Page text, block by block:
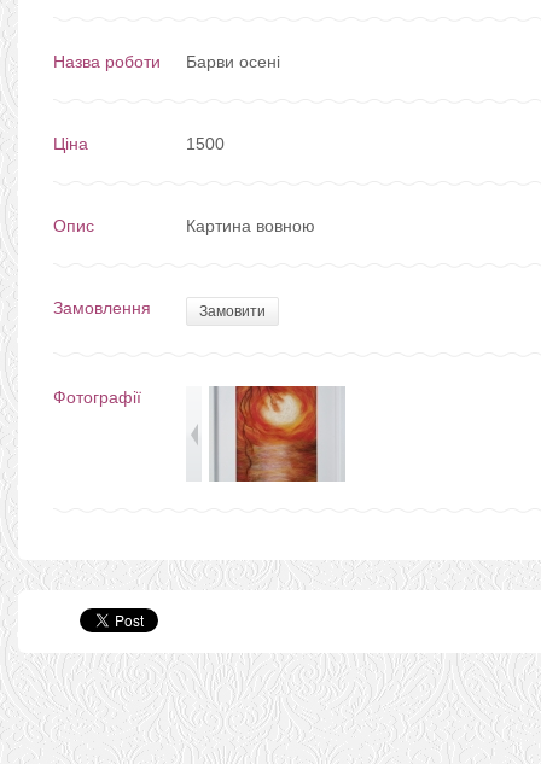
Назва роботи Барви осені
Ціна 1500
Опис Картина вовною
Замовлення Замовити
Фотографії